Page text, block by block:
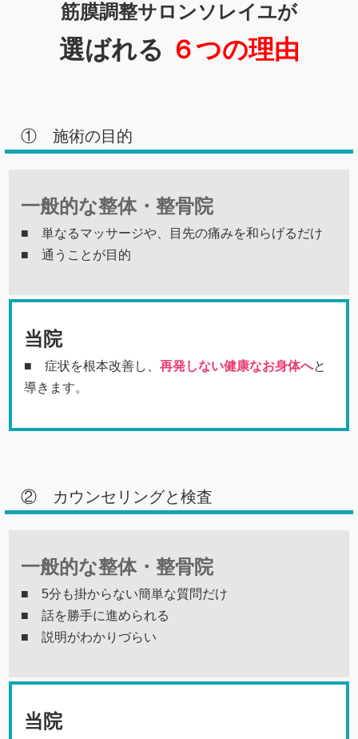
筋膜調整サロンソレイユが
選ばれる ６つの理由
① 施術の目的
一般的な整体・整骨院
■ 単なるマッサージや、目先の痛みを和らげるだけ
■ 通うことが目的
当院
■ 症状を根本改善し、 再発しない健康なお身体へと
導きます。
② カウンセリングと検査
一般的な整体・整骨院
■ 5分も掛からない簡単な質問だけ
■ 話を勝手に進められる
■ 説明がわかりづらい
当院